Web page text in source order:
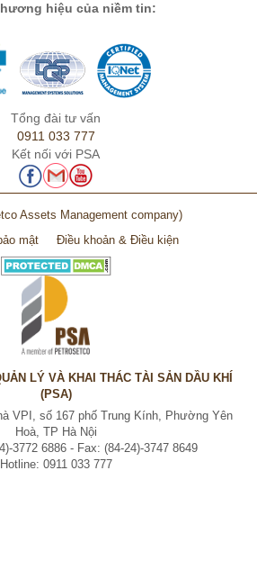
hiệu của niềm tin:
Tổng đài tư vấn
0911 033 777
Kết nối với PSA
Assets Management company)
mật
Điều khoản & Điều kiện
LÝ VÀ KHAI THÁC TÀI SẢN DẦU KHÍ
(PSA)
VPI, số 167 phố Trung Kính, Phường Yên
Hoà, TP Hà Nội
3772 6886 - Fax: (84-24)-3747 8649
Hotline: 0911 033 777